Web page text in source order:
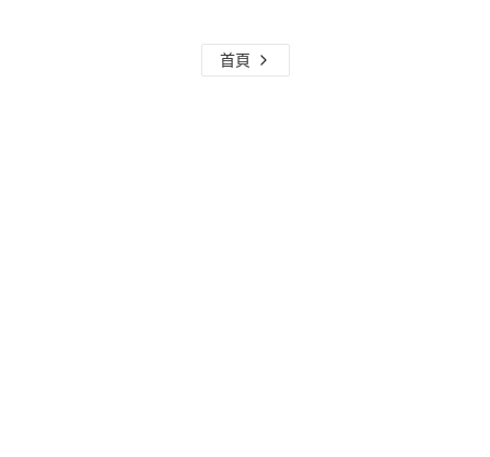
首頁